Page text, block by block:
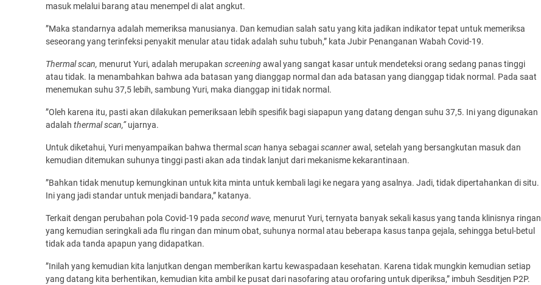
masuk melalui barang atau menempel di alat angkut.
”Maka standarnya adalah memeriksa manusianya. Dan kemudian salah satu yang kita jadikan indikator tepat untuk memeriksa
seseorang yang terinfeksi penyakit menular atau tidak adalah suhu tubuh,” kata Jubir Penanganan Wabah Covid-19.
Thermal scan, menurut Yuri, adalah merupakan screeningawal yang sangat kasar untuk mendeteksi orang sedang panas tinggi
atau tidak. Ia menambahkan bahwa ada batasan yang dianggap normal dan ada batasan yang dianggap tidak normal. Pada saat
menemukan suhu 37,5 lebih, sambung Yuri, maka dianggap ini tidak normal.
”Oleh karena itu, pasti akan dilakukan pemeriksaan lebih spesifik bagi siapapun yang datang dengan suhu 37,5. Ini yang digunakan
adalah thermal scan,”ujarnya.
Untuk diketahui, Yuri menyampaikan bahwa thermalscan hanya sebagaiscannerawal, setelah yang bersangkutan masuk dan
kemudian ditemukan suhunya tinggi pasti akan ada tindak lanjut dari mekanisme kekarantinaan.
”Bahkan tidak menutup kemungkinan untuk kita minta untuk kembali lagi ke negara yang asalnya. Jadi, tidak dipertahankan di situ.
Ini yang jadi standar untuk menjadi bandara,” katanya.
Terkait dengan perubahan pola Covid-19 pada second wave, menurut Yuri, ternyata banyak sekali kasus yang tanda klinisnya ringan
yang kemudian seringkali ada flu ringan dan minum obat, suhunya normal atau beberapa kasus tanpa gejala, sehingga betul-betul
tidak ada tanda apapun yang didapatkan.
”Inilah yang kemudian kita lanjutkan dengan memberikan kartu kewaspadaan kesehatan. Karena tidak mungkin kemudian setiap
yang datang kita berhentikan, kemudian kita ambil ke pusat dari nasofaring atau orofaring untuk diperiksa,” imbuh Sesditjen P2P.